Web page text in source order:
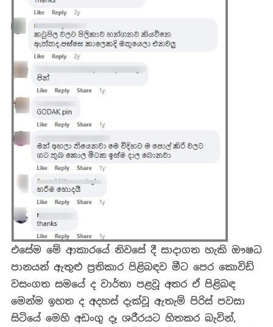
එසේම මේ ආකාරයේ නිවසේ දී සාදාගත හැකි ඖෂධ
පානයන් ඇතුළු ප්‍රතිකාර පිළිබඳව මීට පෙර කොවිඩ්
වසංගත සමයේ ද වාර්තා පළවූ අතර ඒ පිළිබඳ
මෙන්ම ඉහත ද අදහස් දැක්වූ ඇතැම් පිරිස් පවසා
සිටියේ මෙහි අඩංගු දෑ ශරීරයට හිතකර බැවින්,